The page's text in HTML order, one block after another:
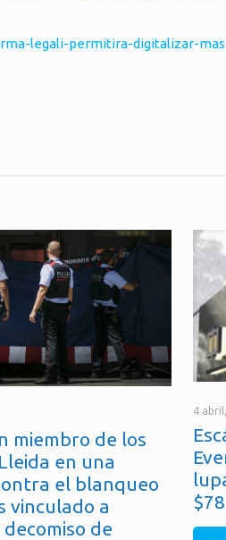
legali-permitira-digitalizar-
miembro de los
en una
el blanqueo
vinculado a
de
4